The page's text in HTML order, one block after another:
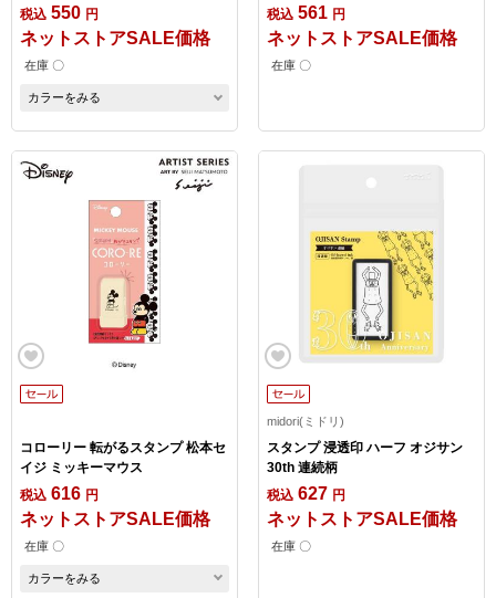
税込 550 円
ネットストアSALE価格
在庫 〇
カラーをみる
税込 561 円
ネットストアSALE価格
在庫 〇
コローリー 転がるスタンプ 松本セ
イジ ミッキーマウス
税込 616 円
ネットストアSALE価格
在庫 〇
カラーをみる
midori(ミドリ)
スタンプ 浸透印 ハーフ オジサン
30th 連続柄
税込 627 円
ネットストアSALE価格
在庫 〇